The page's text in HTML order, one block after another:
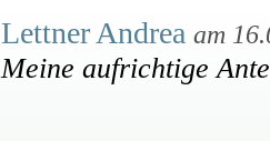
Lettner Andrea am
Meine aufrichtige